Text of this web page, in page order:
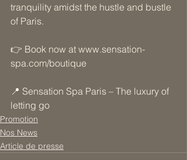
tranquility amidst the hustle and bustle
of Paris.
👉 Book now at www.sensation-
spa.com/boutique
📍 Sensation Spa Paris – The luxury of
letting go
Promotion
Nos News
Article de presse